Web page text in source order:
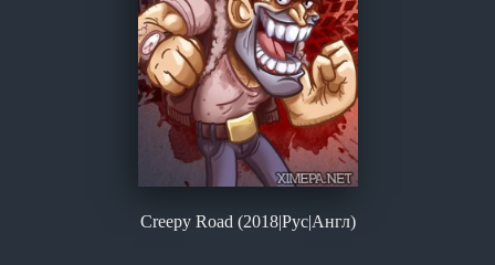
Creepy Road (2018|Рус|Англ)